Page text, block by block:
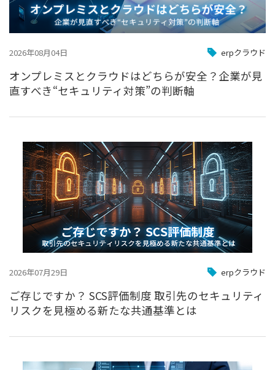
2026年08月04日 erpクラウド
オンプレミスとクラウドはどちらが安全？企業が見
直すべき“セキュリティ対策”の判断軸
2026年07月29日 erpクラウド
ご存じですか？ SCS評価制度 取引先のセキュリティ
リスクを見極める新たな共通基準とは